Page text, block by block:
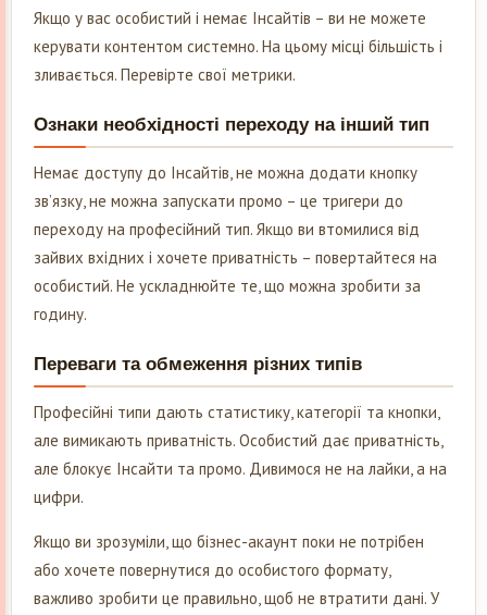
Якщо у вас особистий і немає Інсайтів – ви не можете
керувати контентом системно. На цьому місці більшість і
зливається. Перевірте свої метрики.
Ознаки необхідності переходу на інший тип
Немає доступу до Інсайтів, не можна додати кнопку
зв’язку, не можна запускати промо – це тригери до
переходу на професійний тип. Якщо ви втомилися від
зайвих вхідних і хочете приватність – повертайтеся на
особистий. Не ускладнюйте те, що можна зробити за
годину.
Переваги та обмеження різних типів
Професійні типи дають статистику, категорії та кнопки,
але вимикають приватність. Особистий дає приватність,
але блокує Інсайти та промо. Дивимося не на лайки, а на
цифри.
Якщо ви зрозуміли, що бізнес-акаунт поки не потрібен
або хочете повернутися до особистого формату,
важливо зробити це правильно, щоб не втратити дані. У